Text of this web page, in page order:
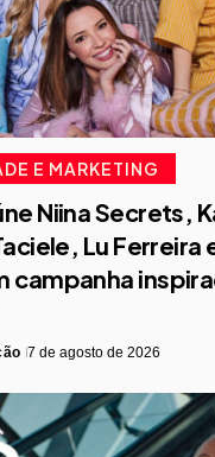
E MARKETING
Niina Secrets,
Lu Ferreira
campanha
7 de agosto de 2026